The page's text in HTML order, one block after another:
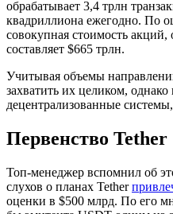
обрабатывает 3,4 трлн
квадриллиона ежегодно. По
совокупная стоимость
составляет $665 трлн.
Учитывая объемы
захватить их целиком,
децентрализованные
Первенство Tether
Топ-менеджер вспомнил об
слухов о планах Tether
оценки в $500 млрд. По его